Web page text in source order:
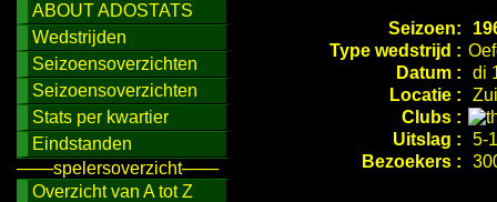
ABOUT ADOSTATS
Wedstrijden
Seizoensoverzichten
Seizoensoverzichten
Stats per kwartier
Eindstanden
───spelersoverzicht───
Overzicht van A tot Z
Seizoen:
Type wedstrijd :
Datum :
di
Locatie :
Clubs :
Uitslag :
5-
Bezoekers :